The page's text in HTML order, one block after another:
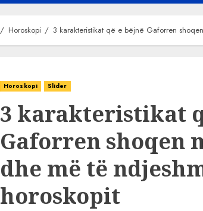
Horoskopi 3 karakteristikat që e bëjnë Gaforren
Horoskopi Slider
3 karakteristikat
Gaforren shoqen
dhe më të
horoskopit